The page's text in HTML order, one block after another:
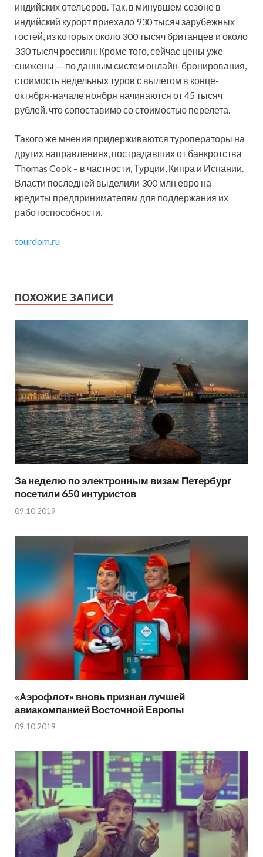
индийских отельеров. Так, в минувшем сезоне в
индийский курорт приехало 930 тысяч зарубежных
гостей, из которых около 300 тысяч британцев и около
330 тысяч россиян. Кроме того, сейчас цены уже
снижены — по данным систем онлайн-бронирования,
стоимость недельных туров с вылетом в конце-
октября-начале ноября начинаются от 45 тысяч
рублей, что сопоставимо со стоимостью перелета.
Такого же мнения придерживаются туроператоры на
других направлениях, пострадавших от банкротства
Thomas Cook – в частности, Турции, Кипра и Испании.
Власти последней выделили 300 млн евро на
кредиты предпринимателям для поддержания их
работоспособности.
tourdom.ru
ПОХОЖИЕ ЗАПИСИ
За неделю по электронным визам Петербург
посетили 650 интуристов
09.10.2019
«Аэрофлот» вновь признан лучшей
авиакомпанией Восточной Европы
09.10.2019